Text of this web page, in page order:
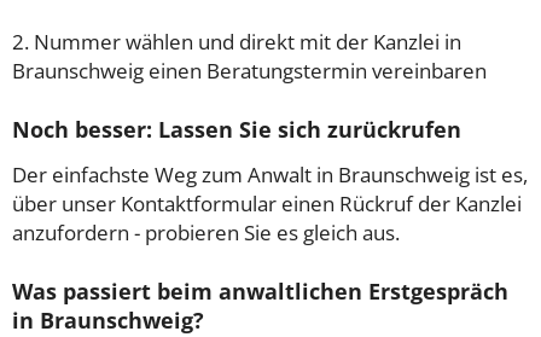
2. Nummer wählen und direkt mit der Kanzlei in
Braunschweig einen Beratungstermin vereinbaren
Noch besser: Lassen Sie sich zurückrufen
Der einfachste Weg zum Anwalt in Braunschweig ist es,
über unser Kontaktformular einen Rückruf der Kanzlei
anzufordern - probieren Sie es gleich aus.
Was passiert beim anwaltlichen Erstgespräch
in Braunschweig?